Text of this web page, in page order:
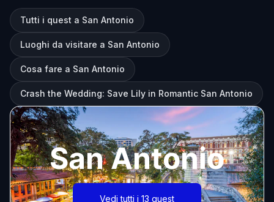
Tutti i quest a San Antonio
Luoghi da visitare a San Antonio
Cosa fare a San Antonio
Crash the Wedding: Save Lily in Romantic San Antonio
San Antonio
Vedi tutti i 13 quest